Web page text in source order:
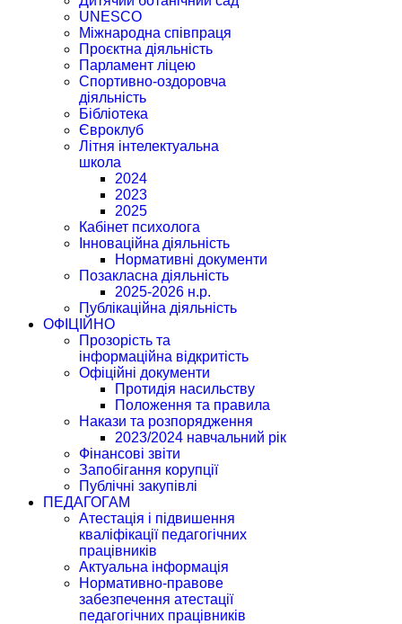
UNESCO
Міжнародна співпраця
Проєктна діяльність
Парламент ліцею
Спортивно-оздоровча
діяльність
Бібліотека
Євроклуб
Літня інтелектуальна
школа
2024
2023
2025
Кабінет психолога
Інноваційна діяльність
Нормативні документи
Позакласна діяльність
2025-2026 н.р.
Публікаційна діяльність
ОФІЦІЙНО
Прозорість та
інформаційна відкритість
Офіційні документи
Протидія насильству
Положення та правила
Накази та розпорядження
2023/2024 навчальний рік
Фінансові звіти
Запобігання корупції
Публічні закупівлі
ПЕДАГОГАМ
Атестація і підвишення
кваліфікації педагогічних
працівників
Актуальна інформація
Нормативно-правове
забезпечення атестації
педагогічних працівників